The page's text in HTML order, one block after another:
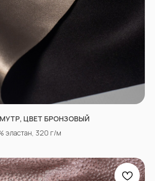
ЦВЕТ БРОНЗОВЫЙ
эластан, 320 г/м